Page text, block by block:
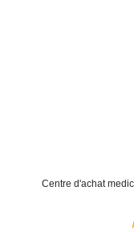
Centre d'achat